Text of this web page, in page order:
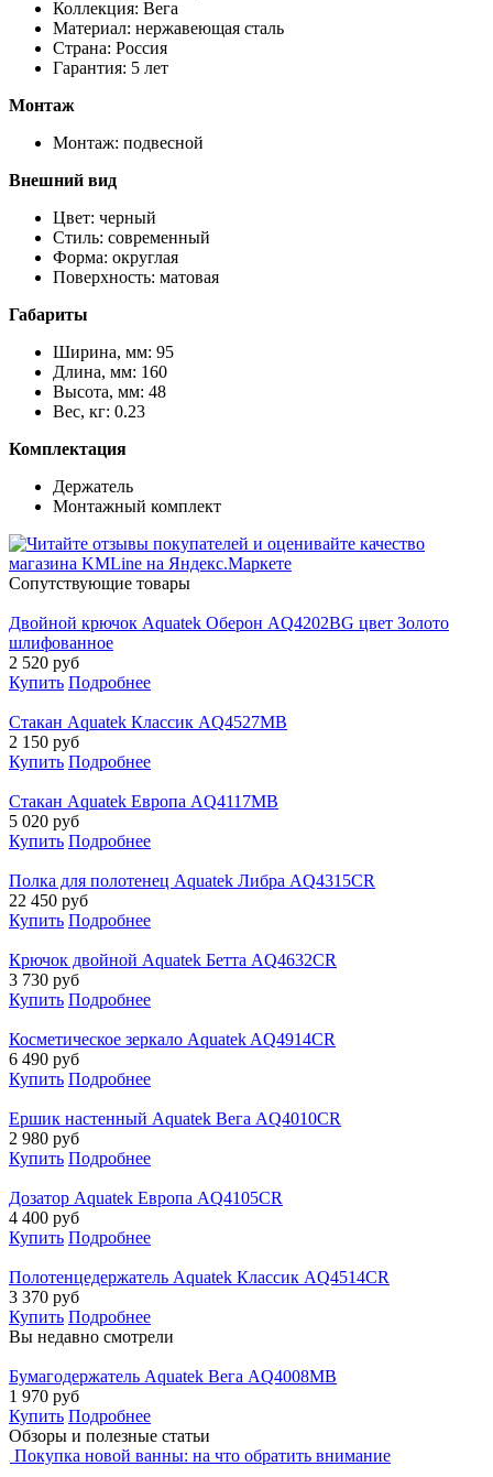
Коллекция: Вега
Материал: нержавеющая сталь
Страна: Россия
Гарантия: 5 лет
Монтаж
Монтаж: подвесной
Внешний вид
Цвет: черный
Стиль: современный
Форма: округлая
Поверхность: матовая
Габариты
Ширина, мм: 95
Длина, мм: 160
Высота, мм: 48
Вес, кг: 0.23
Комплектация
Держатель
Монтажный комплект
Cопутствующие товары
Двойной крючок Aquatek Оберон AQ4202BG цвет Золото
шлифованное
2 520 руб
Купить Подробнее
Стакан Aquatek Классик AQ4527MB
2 150 руб
Купить Подробнее
Стакан Aquatek Европа AQ4117MB
5 020 руб
Купить Подробнее
Полка для полотенец Aquatek Либра AQ4315CR
22 450 руб
Купить Подробнее
Крючок двойной Aquatek Бетта AQ4632CR
3 730 руб
Купить Подробнее
Косметическое зеркало Aquatek AQ4914CR
6 490 руб
Купить Подробнее
Ершик настенный Aquatek Вега AQ4010CR
2 980 руб
Купить Подробнее
Дозатор Aquatek Европа AQ4105CR
4 400 руб
Купить Подробнее
Полотенцедержатель Aquatek Классик AQ4514CR
3 370 руб
Купить Подробнее
Вы недавно смотрели
Бумагодержатель Aquatek Вега AQ4008MB
1 970 руб
Купить Подробнее
Обзоры и полезные статьи
Покупка новой ванны: на что обратить внимание